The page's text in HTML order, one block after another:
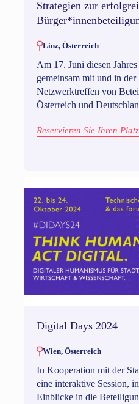
Strategien zur
Linz, Österreich
Am 17. Juni diesen
gemeinsam mit und in
Netzwerktreffen von
Österreich und
Reservieren Sie Ihren Platz
Digital Days 2024
Wien, Österreich
In Kooperation mit der
eine interaktive Session,
Einblicke in die